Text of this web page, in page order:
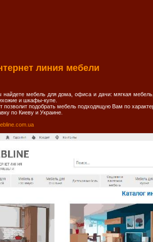
линия мебели
мебель для дома, офиса и дачи: мягкая
и шкафы-купе.
позволит подобрать мебель подходящую Вам по
по Киеву и Украине.